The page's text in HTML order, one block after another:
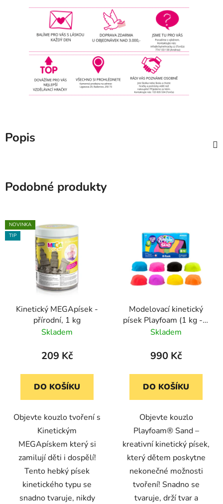
Popis
Podobné produkty
NOVINKA
TIP
Kinetický MEGApísek -
přírodní, 1 kg
Skladem
209 Kč
DO KOŠÍKU
Objevte kouzlo tvoření s
Kinetickým
MEGApískem který si
zamilují děti i dospělí!
Tento hebký písek
kinetického typu se
snadno tvaruje, nikdy
Modelovací kinetický
písek Playfoam (1 kg - 8
barev)
Skladem
990 Kč
DO KOŠÍKU
Objevte kouzlo
Playfoam® Sand –
kreativní kinetický písek,
který dětem poskytne
nekonečné možnosti
tvoření! Snadno se
tvaruje, drží tvar a